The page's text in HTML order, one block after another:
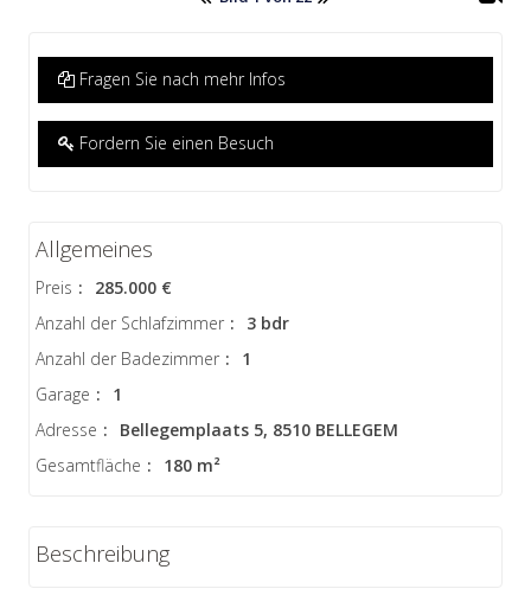
Fragen Sie nach mehr Infos
Fordern Sie einen Besuch
Allgemeines
Preis :
285.000 €
Anzahl der Schlafzimmer :
3 bdr
Anzahl der Badezimmer :
1
Garage :
1
Adresse :
Bellegemplaats 5, 8510 BELLEGEM
Gesamtfläche : 180 m²
Beschreibung